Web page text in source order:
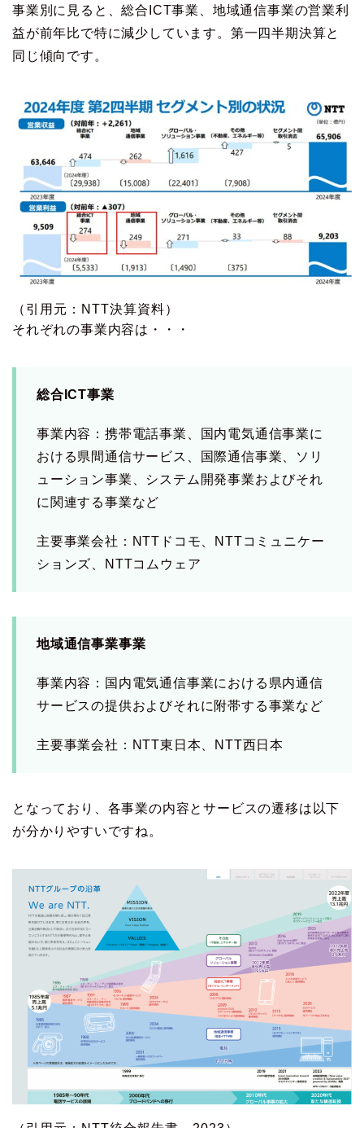
事業別に見ると、総合ICT事業、地域通信事業の営業利
益が前年比で特に減少しています。第一四半期決算と
同じ傾向です。
（引用元：NTT決算資料）
それぞれの事業内容は・・・
総合ICT事業
事業内容：携帯電話事業、国内電気通信事業に
おける県間通信サービス、国際通信事業、ソリ
ューション事業、システム開発事業およびそれ
に関連する事業など
主要事業会社：NTTドコモ、NTTコミュニケー
ションズ、NTTコムウェア
地域通信事業事業
事業内容：国内電気通信事業における県内通信
サービスの提供およびそれに附帯する事業など
主要事業会社：NTT東日本、NTT西日本
となっており、各事業の内容とサービスの遷移は以下
が分かりやすいですね。